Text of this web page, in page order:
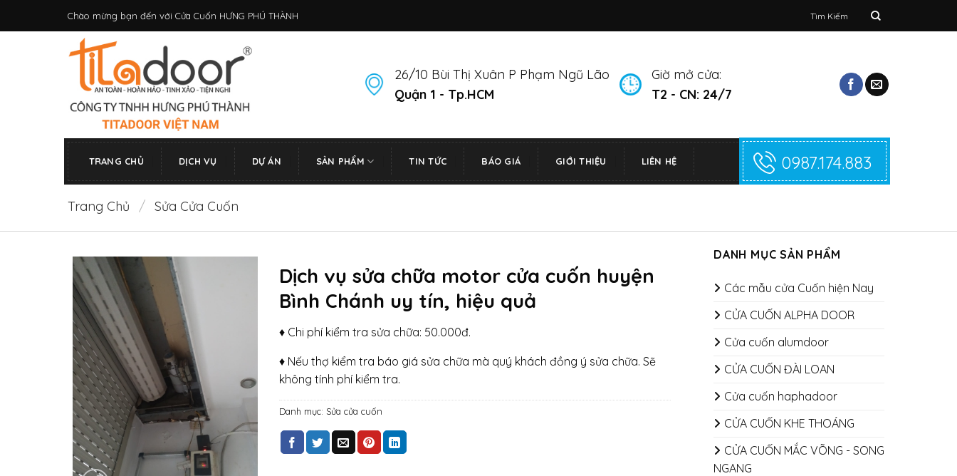
Chào mừng bạn đến với Cửa Cuốn HƯNG PHÚ THÀNH
kiếm:
26/10 Bùi Thị Xuân P Phạm Ngũ Lão
Quận 1 - Tp.HCM
Giờ mở cửa:
T2 - CN: 24/7
TRANG CHỦ DỊCH VỤ DỰ ÁN SẢN PHẨM TIN TỨC BÁO GIÁ GIỚI THIỆU LIÊN HỆ 0987.174.883
Trang Chủ / Sửa Cửa Cuốn
DANH MỤC SẢN PHẨM
Các mẫu cửa Cuốn hiện Nay
CỬA CUỐN ALPHA DOOR
Cửa cuốn alumdoor
CỬA CUỐN ĐÀI LOAN
Cửa cuốn haphadoor
CỬA CUỐN KHE THOÁNG
CỬA CUỐN MẮC VÕNG - SONG
NGANG
Dịch vụ sửa chữa motor cửa cuốn huyện
Bình Chánh uy tín, hiệu quả
♦ Chi phí kiểm tra sửa chữa: 50.000đ.
♦ Nếu thợ kiểm tra báo giá sửa chữa mà quý khách đồng ý sửa chữa. Sẽ
không tính phí kiểm tra.
Danh mục: Sửa cửa cuốn